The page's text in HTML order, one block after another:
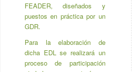
Común y las prioridades
FEADER, diseñados y
puestos en práctica por un
Para la elaboración de
dicha EDL se realizará un